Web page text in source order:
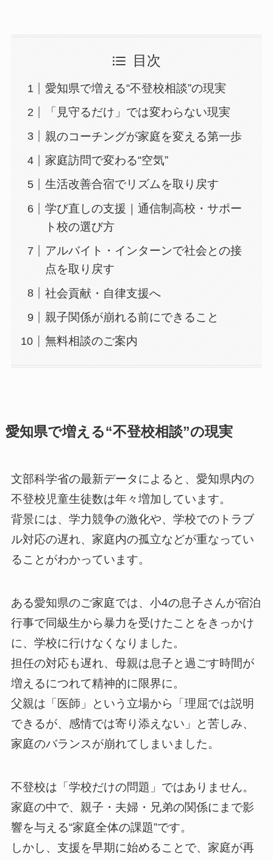
目次
愛知県で増える“不登校相談”の現実
「見守るだけ」では変わらない現実
親のコーチングが家庭を変える第一歩
家庭訪問で変わる“空気”
生活改善合宿でリズムを取り戻す
学び直しの支援｜通信制高校・サポー
ト校の選び方
アルバイト・インターンで社会との接
点を取り戻す
社会貢献・自律支援へ
親子関係が崩れる前にできること
無料相談のご案内
愛知県で増える“不登校相談”の現実
文部科学省の最新データによると、愛知県内の
不登校児童生徒数は年々増加しています。
背景には、学力競争の激化や、学校でのトラブ
ル対応の遅れ、家庭内の孤立などが重なってい
ることがわかっています。
ある愛知県のご家庭では、小4の息子さんが宿泊
行事で同級生から暴力を受けたことをきっかけ
に、学校に行けなくなりました。
担任の対応も遅れ、母親は息子と過ごす時間が
増えるにつれて精神的に限界に。
父親は「医師」という立場から「理屈では説明
できるが、感情では寄り添えない」と苦しみ、
家庭のバランスが崩れてしまいました。
不登校は「学校だけの問題」ではありません。
家庭の中で、親子・夫婦・兄弟の関係にまで影
響を与える“家庭全体の課題”です。
しかし、支援を早期に始めることで、家庭が再